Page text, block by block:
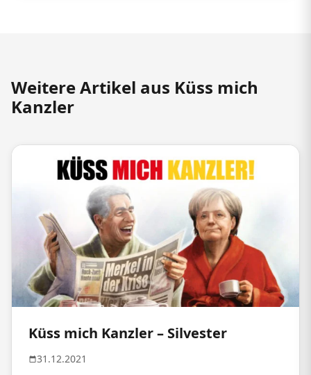
Weitere Artikel aus Küss mich
Kanzler
Küss mich Kanzler – Silvester
31.12.2021